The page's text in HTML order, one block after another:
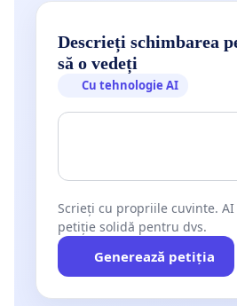
Descrieți schimbarea
să o vedeți
Cu tehnologie AI
Scrieți cu propriile cuvinte. AI
petiție solidă pentru dvs.
Generează petiția